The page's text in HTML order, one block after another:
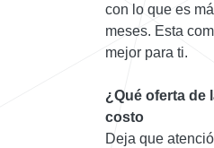
con lo que es
meses. Esta
mejor para ti.
¿Qué oferta de
costo
Deja que